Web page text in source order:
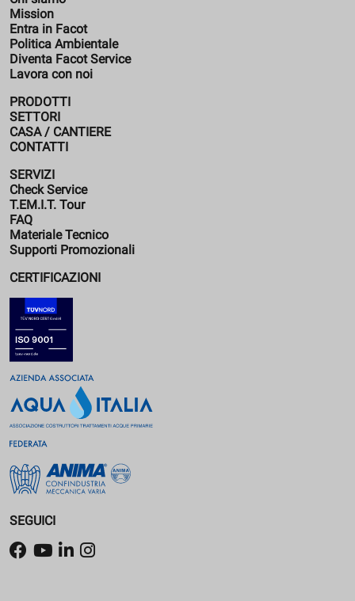
Mission
Entra in Facot
Politica Ambientale
Diventa Facot Service
Lavora con noi
PRODOTTI
SETTORI
CASA / CANTIERE
CONTATTI
SERVIZI
Check Service
T.EM.I.T. Tour
FAQ
Materiale Tecnico
Supporti Promozionali
CERTIFICAZIONI
SEGUICI